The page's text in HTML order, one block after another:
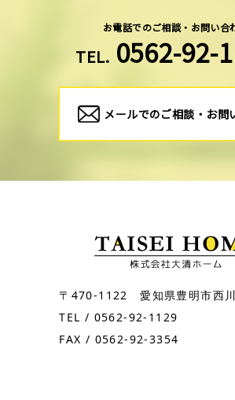
お電話でのご相談・お問い合
TEL. 0562-92-
メールでのご相談・お問
〒470-1122 愛知県豊明市西
TEL / 0562-92-1129
FAX / 0562-92-3354